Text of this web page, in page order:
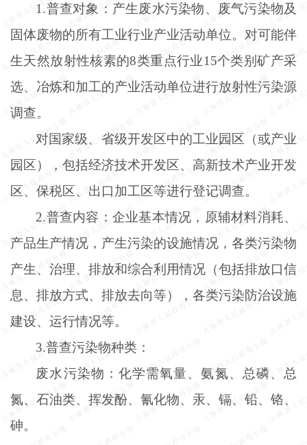
1.普查对象：产生废水污染物、废气污染物及
固体废物的所有工业行业产业活动单位。对可能伴
生天然放射性核素的8类重点行业15个类别矿产采
选、冶炼和加工的产业活动单位进行放射性污染源
调查。
对国家级、省级开发区中的工业园区（或产业
园区），包括经济技术开发区、高新技术产业开发
区、保税区、出口加工区等进行登记调查。
2.普查内容：企业基本情况，原辅材料消耗、
产品生产情况，产生污染的设施情况，各类污染物
产生、治理、排放和综合利用情况（包括排放口信
息、排放方式、排放去向等），各类污染防治设施
建设、运行情况等。
3.普查污染物种类：
废水污染物：化学需氧量、氨氮、总磷、总
氮、石油类、挥发酚、氰化物、汞、镉、铅、铬、
砷。